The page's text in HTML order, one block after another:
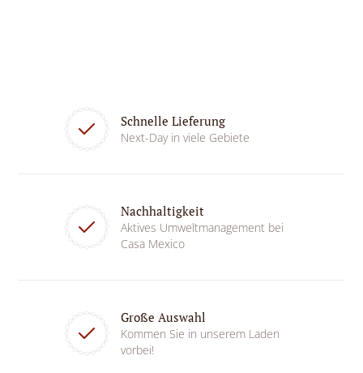
Schnelle Lieferung
Next-Day in viele Gebiete
Nachhaltigkeit
Aktives Umweltmanagement bei
Casa Mexico
Große Auswahl
Kommen Sie in unserem Laden
vorbei!